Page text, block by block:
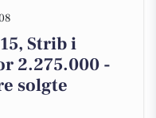
Strib i
2.275.000 -
solgte